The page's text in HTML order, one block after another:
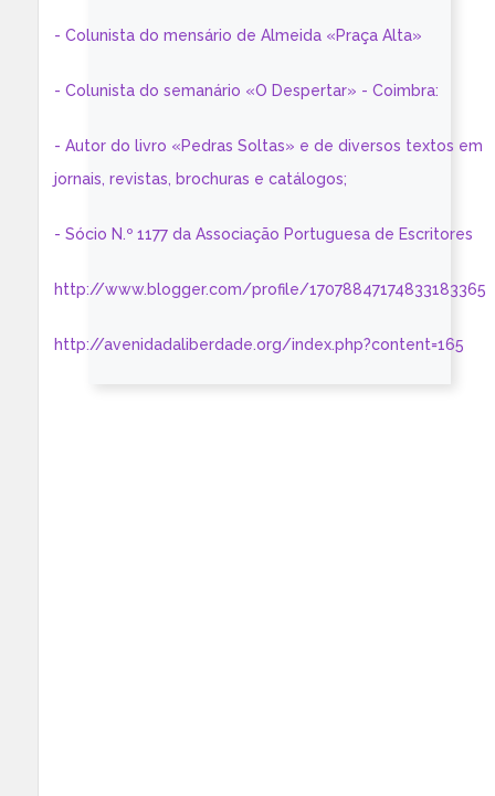
- Colunista do mensário de Almeida «Praça Alta»
- Colunista do semanário «O Despertar» - Coimbra:
- Autor do livro «Pedras Soltas» e de diversos textos em
jornais, revistas, brochuras e catálogos;
- Sócio N.º 1177 da Associação Portuguesa de Escritores
http://www.blogger.com/profile/17078847174833183365
http://avenidadaliberdade.org/index.php?content=165